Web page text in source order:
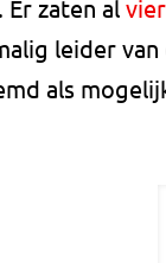
Er zaten al
leider
als